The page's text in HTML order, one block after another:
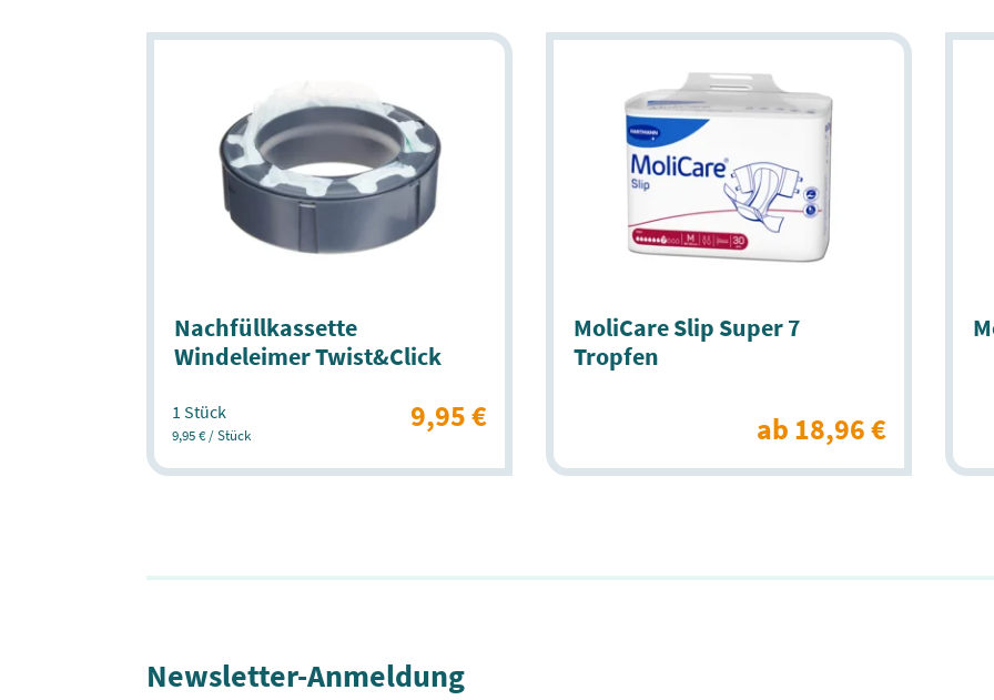
Nachfüllkassette
Windeleimer Twist&Click
1 Stück
9,95 € / Stück
9,95 €
MoliCare Slip Super 7
Tropfen
ab 18,96 €
Newsletter-Anmeldung